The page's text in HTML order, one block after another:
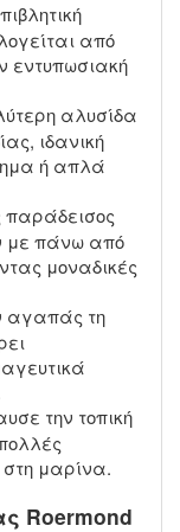
από
εντυπωσιακή
αλυσίδα
ιδανική
ή απλά
παράδεισος
με πάνω από
μοναδικές
αγαπάς τη
την τοπική
μαρίνα.
Roermond